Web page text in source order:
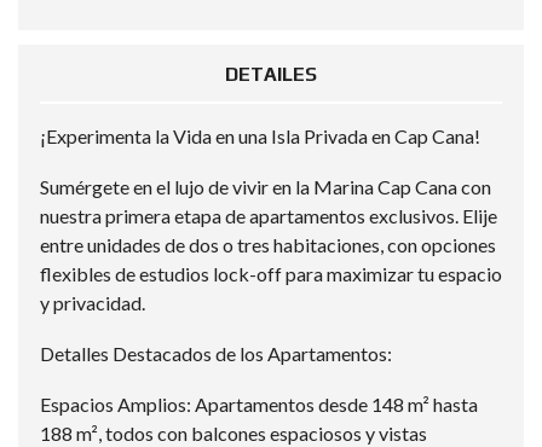
DETAILES
¡Experimenta la Vida en una Isla Privada en Cap Cana!
Sumérgete en el lujo de vivir en la Marina Cap Cana con
nuestra primera etapa de apartamentos exclusivos. Elije
entre unidades de dos o tres habitaciones, con opciones
flexibles de estudios lock-off para maximizar tu espacio
y privacidad.
Detalles Destacados de los Apartamentos:
Espacios Amplios: Apartamentos desde 148 m² hasta
188 m², todos con balcones espaciosos y vistas